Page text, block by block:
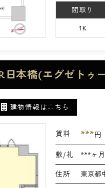
間取り
1K
日本橋(エグゼトゥ
建物情報はこちら
賃料 ***円
敷/礼 ***ヶ
住所 東京都